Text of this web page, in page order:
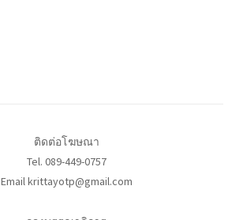
ติดต่อโฆษณา
Tel. 089-449-0757
Email krittayotp@gmail.com